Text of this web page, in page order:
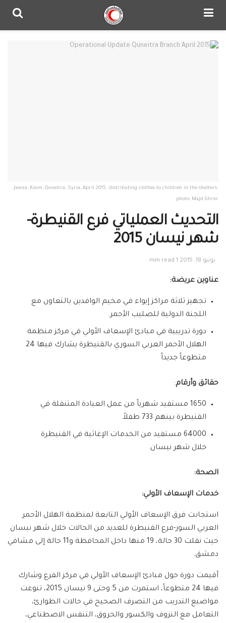
Jweza, Koom, Quneitra, Syria, April 2015. distributing clothes to children in the shelters.
photo: Majd Ghrer.
التحديث العملياتي فرع القنيطرة-
شهر نيسان 2015
يونيو 18, 2015 1 min read
عناوين عريضة:
تجهيز ثلاثة مراكز إيواء في مخيم الوافدين بالتعاون مع
اللجنة الدولية للصليب الأحمر.
دورة تدريبية في مبادئ الإسعاف الأولي في مركز منظمة
الهلال الأحمر العربي السوري بالقنيطرة يشارك فيها 24
متطوعاً جديداً
حقائق وأرقام:
1650 مستفيد شهرياً من عمل العيادة المتنقلة في
القنيطرة بينهم 733 طفلاً.
64000 مستفيد من الخدمات الإغاثية في القنيطرة
خلال شهر نيسان.
الصحة:
خدمات الإسعاف الأولي:
استجابت فرق الإسعاف الأولي التابعة لمنظمة الهلال الأحمر
العربي السور-فرع القنيطرة للعديد من الحالات خلال شهر نيسان
حيث نقلت 30 حالة، 19 منها داخل المحافظة و11 حالة إلى مشافي
دمشق.
أقيمت دورة حول مبادئ الإسعاف الأولي في مركز الفرع وشارك
فيها 24 متطوعاً، استمرت من 5 وحتى 9 نيسان 2015، تنوعت
مواضيع التدريب من التصرف الصحيح في حالات الطوارئ،
التعامل مع النزوف والكسور والحروق، التنفس الاصطناعي،